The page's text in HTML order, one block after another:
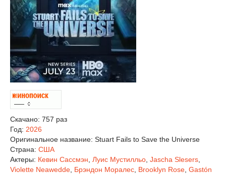
Скачано: 757 раз
Год: 2026
Оригинальное название: Stuart Fails to Save the Universe
Страна: США
Актеры: Кевин Сассмэн Луис Мустилльо Jascha Slesers
Violette Neawedde Брэндон Моралес Brooklyn Rose Gastón